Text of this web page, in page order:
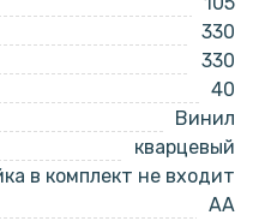
330
330
40
Винил
кварцевый
в комплект не входит
AA